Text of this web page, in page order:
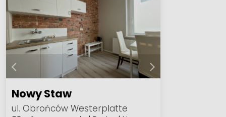
Nowy Staw
ul. Obrońców Westerplatte